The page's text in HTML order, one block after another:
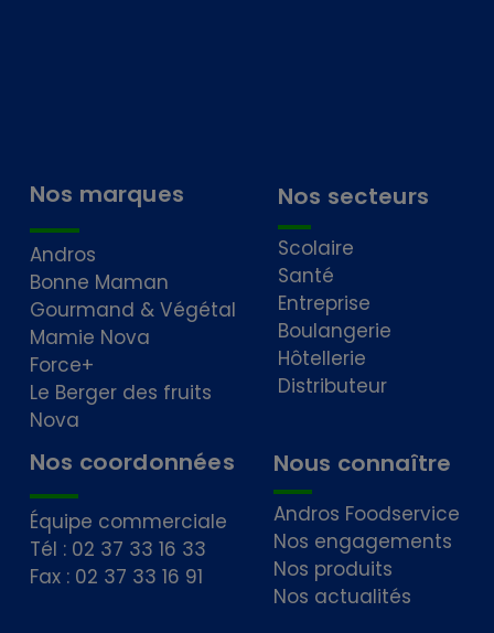
Nos marques
Andros
Bonne Maman
Gourmand & Végétal
Mamie Nova
Force+
Le Berger des fruits
Nova
Nos secteurs
Scolaire
Santé
Entreprise
Boulangerie
Hôtellerie
Distributeur
Nos coordonnées
Équipe commerciale
Tél : 02 37 33 16 33
Fax : 02 37 33 16 91
Nous connaître
Andros Foodservice
Nos engagements
Nos produits
Nos actualités